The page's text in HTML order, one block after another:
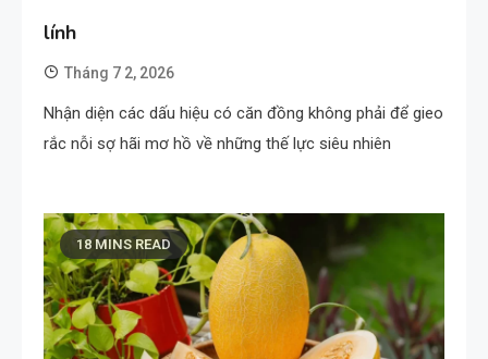
lính
Tháng 7 2, 2026
Nhận diện các dấu hiệu có căn đồng không phải để gieo
rắc nỗi sợ hãi mơ hồ về những thế lực siêu nhiên
18 MINS READ